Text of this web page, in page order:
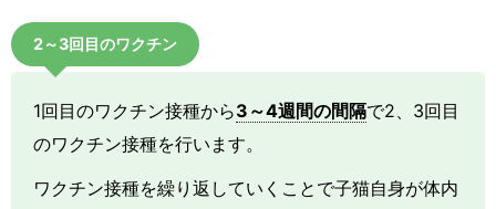
2～3回目のワクチン
1回目のワクチン接種から3～4週間の間隔で2、3回目
のワクチン接種を行います。
ワクチン接種を繰り返していくことで子猫自身が体内